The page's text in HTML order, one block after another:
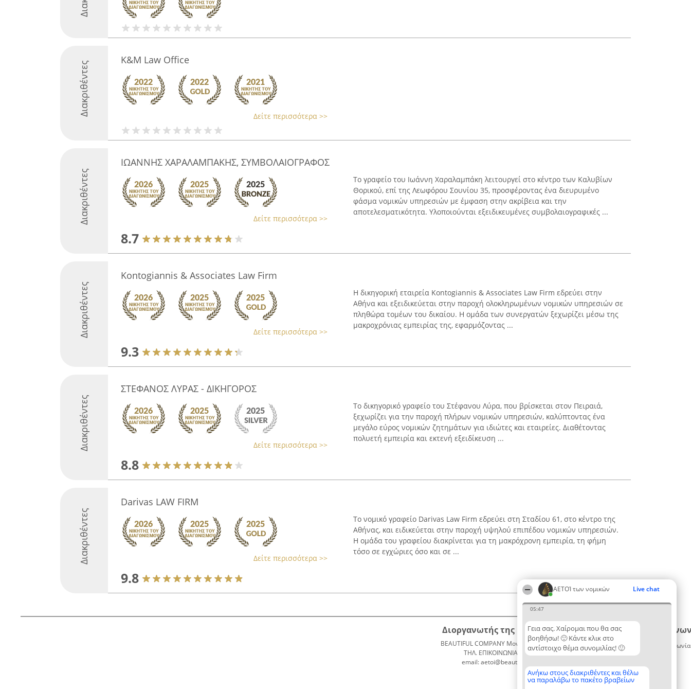
ΑΕΤΟΊ των νομικών Live chat
05:47
Γεια σας. Χαίρομαι που θα σας
βοηθήσω! 🙂 Κάντε κλικ στο
αντίστοιχο θέμα συνομιλίας! 🙂
Ανήκω στους διακριθέντες και θέλω
να παραλάβω το πακέτο βραβείων
Διακριθέντες
K&M Law Office
Δείτε περισσότερα >>
Διακριθέντες
ΙΩΑΝΝΗΣ ΧΑΡΑΛΑΜΠΑΚΗΣ, ΣΥΜΒΟΛΑΙΟΓΡΑΦΟΣ
Δείτε περισσότερα >>
8.7
Το γραφείο του Ιωάννη Χαραλαμπάκη λειτουργεί στο κέντρο των Καλυβίων
Θορικού, επί της Λεωφόρου Σουνίου 35, προσφέροντας ένα διευρυμένο
φάσμα νομικών υπηρεσιών με έμφαση στην ακρίβεια και την
αποτελεσματικότητα. Υλοποιούνται εξειδικευμένες συμβολαιογραφικές ...
Διακριθέντες
Kontogiannis & Associates Law Firm
Δείτε περισσότερα >>
9.3
Η δικηγορική εταιρεία Kontogiannis & Associates Law Firm εδρεύει στην
Αθήνα και εξειδικεύεται στην παροχή ολοκληρωμένων νομικών υπηρεσιών σε
πληθώρα τομέων του δικαίου. Η ομάδα των συνεργατών ξεχωρίζει μέσω της
μακροχρόνιας εμπειρίας της, εφαρμόζοντας ...
Διακριθέντες
ΣΤΕΦΑΝΟΣ ΛΥΡΑΣ - ΔΙΚΗΓΟΡΟΣ
Δείτε περισσότερα >>
8.8
Το δικηγορικό γραφείο του Στέφανου Λύρα, που βρίσκεται στον Πειραιά,
ξεχωρίζει για την παροχή πλήρων νομικών υπηρεσιών, καλύπτοντας ένα
μεγάλο εύρος νομικών ζητημάτων για ιδιώτες και εταιρείες. Διαθέτοντας
πολυετή εμπειρία και εκτενή εξειδίκευση ...
Διακριθέντες
Darivas LAW FIRM
Δείτε περισσότερα >>
9.8
Το νομικό γραφείο Darivas Law Firm εδρεύει στη Σταδίου 61, στο κέντρο της
Αθήνας, και ειδικεύεται στην παροχή υψηλού επιπέδου νομικών υπηρεσιών.
Η ομάδα του γραφείου διακρίνεται για τη μακρόχρονη εμπειρία, τη φήμη
τόσο σε εγχώριες όσο και σε ...
Διοργανωτής της κατάταξης
BEAUTIFUL COMPANY Μονοπρόσωπη ΙΚΕ
ΤΗΛ. ΕΠΙΚΟΙΝΩΝΙΑΣ: 2104128019
email: aetoi@beautifulcompany.co
Κατάταξη
Διακριθέντες
Λίστα
διακριθέντων
Μεθοδολογία
Επικοινωνία